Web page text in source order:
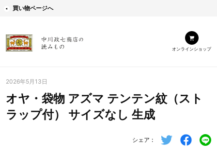
買い物ページへ
オンラインショップ
2026年5月13日
オヤ・袋物 アズマ テンテン紋（スト
ラップ付） サイズなし 生成
シェア